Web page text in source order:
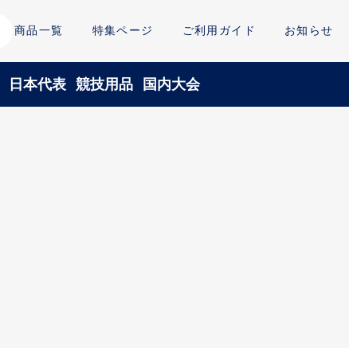
商品一覧 特集ページ ご利用ガイド お知らせ
日本代表 競技用品 国内大会